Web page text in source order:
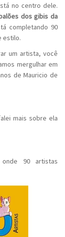
no centro dele.
dos gibis da
completando 90
estilo.
um artista, você
mergulhar em
de Mauricio de
mais sobre ela
90 artistas